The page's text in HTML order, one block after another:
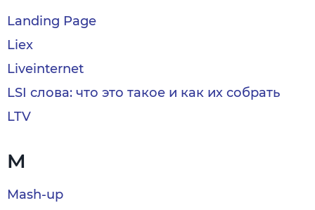
Landing Page
Liex
Liveinternet
LSI слова: что это такое и как их собрать
LTV
M
Mash-up